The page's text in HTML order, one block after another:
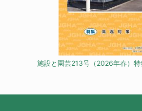
施設と園芸213号（2026年春）